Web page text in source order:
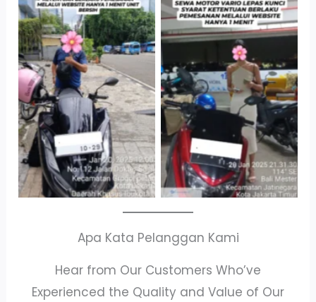
Antar Jemput
Kendaraan
Cityplaza
Jatinegara Gedung
Parkir P6A
Apa Kata Pelanggan Kami
Hear from Our Customers Who’ve
Experienced the Quality and Value of Our